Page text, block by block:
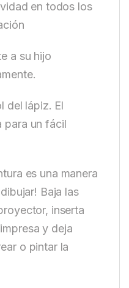
en todos los
a su hijo
del lápiz. El
para un fácil
es una manera
Baja las
inserta
y deja
o pintar la